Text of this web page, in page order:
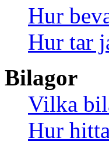
Hur
Hur tar
Bilagor
Vilka
Hur